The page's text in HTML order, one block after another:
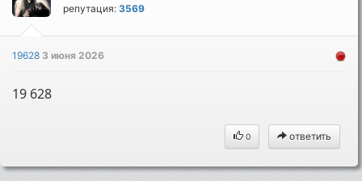
репутация:3569
19628 3 июня 2026
19 628
0 ответить